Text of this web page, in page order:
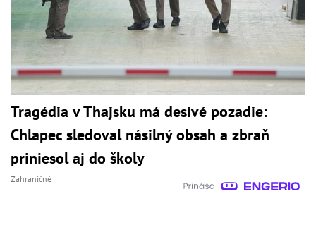
Tragédia v Thajsku má desivé pozadie:
Chlapec sledoval násilný obsah a zbraň
priniesol aj do školy
Zahraničné